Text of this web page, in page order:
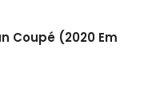
Coupé (2020 Em